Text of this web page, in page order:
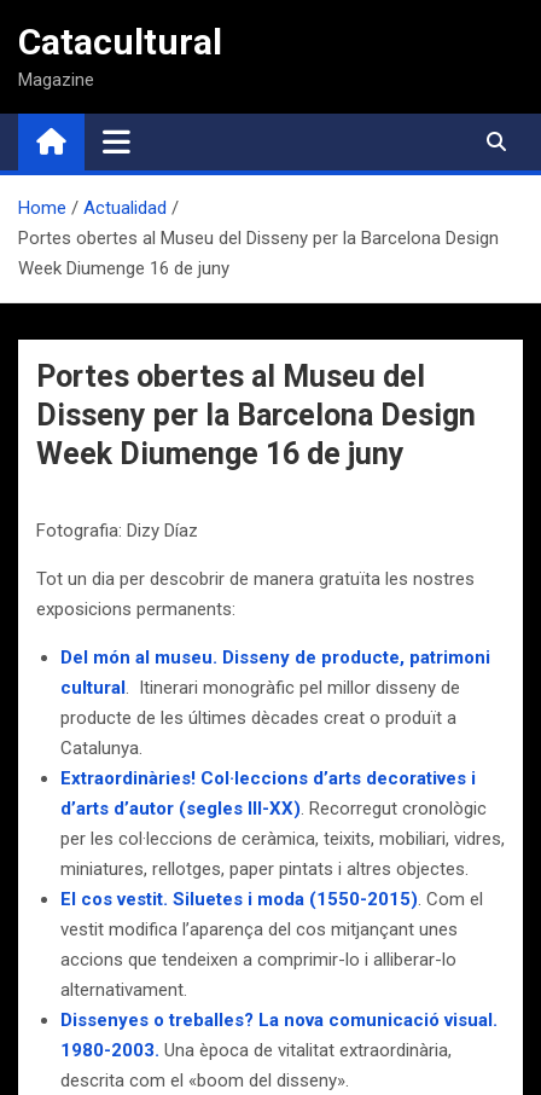
contenido
Catacultural
Magazine
Home
Actualidad
Portes obertes al Museu del Disseny per la Barcelona Design
Week Diumenge 16 de juny
Portes obertes al Museu del
Disseny per la Barcelona Design
Week Diumenge 16 de juny
Fotografia: Dizy Díaz
Tot un dia per descobrir de manera gratuïta les nostres
exposicions permanents:
Del món al museu. Disseny de producte, patrimoni
cultural. Itinerari monogràfic pel millor disseny de
producte de les últimes dècades creat o produït a
Catalunya.
Extraordinàries! Col·leccions d’arts decoratives i
d’arts d’autor (segles III-XX). Recorregut cronològic
per les col·leccions de ceràmica, teixits, mobiliari, vidres,
miniatures, rellotges, paper pintats i altres objectes.
El cos vestit. Siluetes i moda (1550-2015). Com el
vestit modifica l’aparença del cos mitjançant unes
accions que tendeixen a comprimir-lo i alliberar-lo
alternativament.
Dissenyes o treballes? La nova comunicació visual.
1980-2003. Una època de vitalitat extraordinària,
descrita com el «boom del disseny».